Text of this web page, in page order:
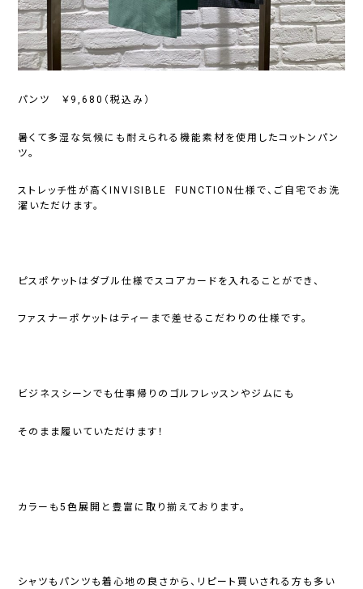
パンツ ￥9,680（税込み）
暑くて多湿な気候にも耐えられる機能素材を使用したコットンパン
ツ。
ストレッチ性が高くINVISIBLE FUNCTION仕様で、ご自宅でお洗
濯いただけます。
ピスポケットはダブル仕様でスコアカードを入れることができ、
ファスナーポケットはティーまで差せるこだわりの仕様です。
ビジネスシーンでも仕事帰りのゴルフレッスンやジムにも
そのまま履いていただけます！
カラーも5色展開と豊富に取り揃えております。
シャツもパンツも着心地の良さから、リピート買いされる方も多い